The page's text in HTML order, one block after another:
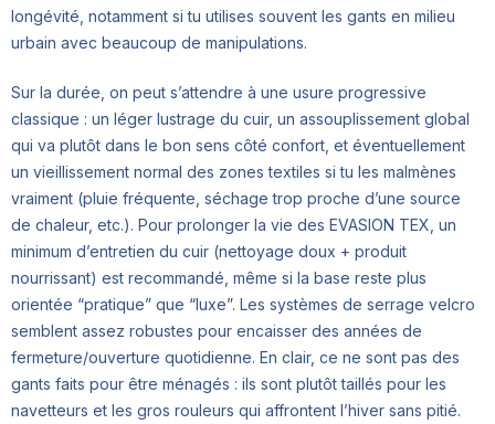
longévité, notamment si tu utilises souvent les gants en milieu
urbain avec beaucoup de manipulations.
Sur la durée, on peut s’attendre à une usure progressive
classique : un léger lustrage du cuir, un assouplissement global
qui va plutôt dans le bon sens côté confort, et éventuellement
un vieillissement normal des zones textiles si tu les malmènes
vraiment (pluie fréquente, séchage trop proche d’une source
de chaleur, etc.). Pour prolonger la vie des EVASION TEX, un
minimum d’entretien du cuir (nettoyage doux + produit
nourrissant) est recommandé, même si la base reste plus
orientée “pratique” que “luxe”. Les systèmes de serrage velcro
semblent assez robustes pour encaisser des années de
fermeture/ouverture quotidienne. En clair, ce ne sont pas des
gants faits pour être ménagés : ils sont plutôt taillés pour les
navetteurs et les gros rouleurs qui affrontent l’hiver sans pitié.